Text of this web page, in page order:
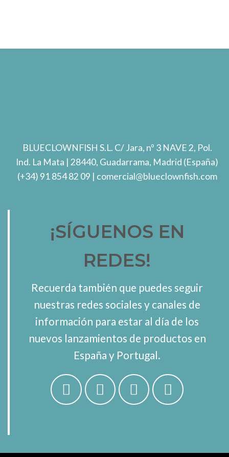
BLUECLOWNFISH S.L. C/ Jara, nº 3 NAVE 2, Pol.
Ind. La Mata | 28440, Guadarrama, Madrid (España)
(+34) 91 854 82 09 | comercial@blueclownfish.com
¡SÍGUENOS EN
REDES!
Recuerda también que puedes seguir
nuestras redes sociales y canales de
información para estar al día de los
nuevos lanzamientos de productos en
España y Portugal.